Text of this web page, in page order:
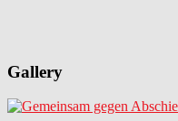
Gallery